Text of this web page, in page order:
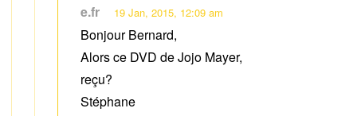
e.fr
19 Jan, 2015, 12:09 am
Bonjour Bernard,
Alors ce DVD de Jojo Mayer,
reçu?
Stéphane